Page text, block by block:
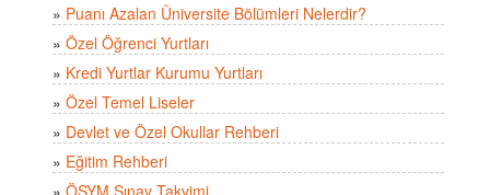
» Puanı Azalan Üniversite Bölümleri Nelerdir?
» Özel Öğrenci Yurtları
» Kredi Yurtlar Kurumu Yurtları
» Özel Temel Liseler
» Devlet ve Özel Okullar Rehberi
» Eğitim Rehberi
» ÖSYM Sınav Takvimi